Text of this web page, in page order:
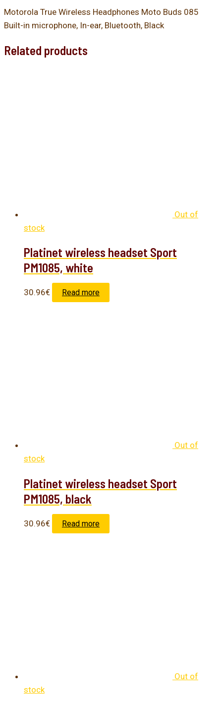
Motorola True Wireless Headphones Moto Buds 085
Built-in microphone, In-ear, Bluetooth, Black
Related products
Out of
stock
Platinet wireless headset Sport
PM1085, white
30.96€ Read more
Out of
stock
Platinet wireless headset Sport
PM1085, black
30.96€ Read more
Out of
stock